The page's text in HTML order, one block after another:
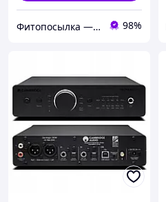
Фитопосылка — магазин растительного сырья и натуральной продукции. В каталоге более 200 позиций 98%